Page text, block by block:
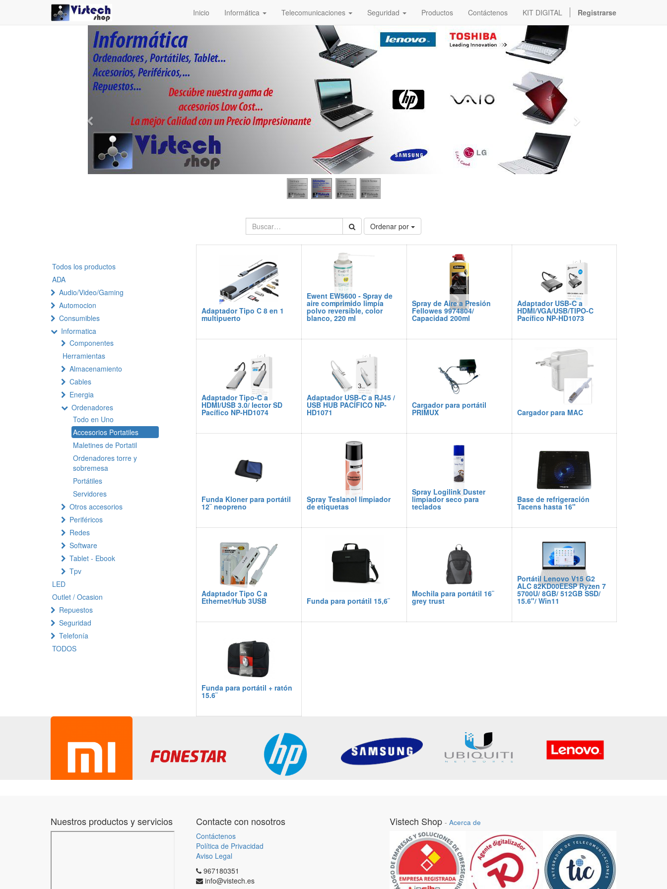
Inicio Informática Telecomunicaciones Seguridad Productos Contáctenos KIT DIGITAL Registrarse
Ordenar por
Todos los productos
ADA
Audio/Video/Gaming
Automocion
Consumibles
Informatica
Componentes
Herramientas
Almacenamiento
Cables
Energia
Ordenadores
Todo en Uno
Accesorios Portatiles
Maletines de Portatil
Ordenadores torre y
sobremesa
Portátiles
Servidores
Otros accesorios
Periféricos
Redes
Software
Tablet - Ebook
Tpv
LED
Outlet / Ocasion
Repuestos
Seguridad
Telefonía
TODOS
Adaptador Tipo C 8 en 1
multipuerto
Ewent EW5600 - Spray de
aire comprimido limpia
polvo reversible, color
blanco, 220 ml
Spray de Aire a Presión
Fellowes 9974804/
Capacidad 200ml
Adaptador USB-C a
HDMI/VGA/USB/TIPO-C
Pacífico NP-HD1073
Adaptador Tipo-C a
HDMI/USB 3.0/ lector SD
Pacífico NP-HD1074
Adaptador USB-C a RJ45 /
USB HUB PACÍFICO NP-
HD1071
Cargador para portátil
PRIMUX Cargador para MAC
Funda Kloner para portátil
12¨ neopreno
Spray Teslanol limpiador
de etiquetas
Spray Logilink Duster
limpiador seco para
teclados
Base de refrigeración
Tacens hasta 16"
Adaptador Tipo C a
Ethernet/Hub 3USB Funda para portátil 15,6¨
Mochila para portátil 16¨
grey trust
Portátil Lenovo V15 G2
ALC 82KD00EESP Ryzen 7
5700U/ 8GB/ 512GB SSD/
15.6"/ Win11
Funda para portátil + ratón
15.6¨
Nuestros productos y servicios Contacte con nosotros
Contáctenos
Política de Privacidad
Aviso Legal
967180351
info@vistech.es
Vistech Shop - Acerca de